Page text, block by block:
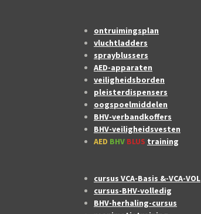
ontruimingsplan
vluchtladders
sprayblussers
AED-apparaten
veiligheidsborden
pleisterdispensers
oogspoelmiddelen
BHV-verbandkoffers
BHV-veiligheidsvesten
AED BHV BLUS training
cursus VCA-Basis &-VCA-VOL
cursus-BHV-volledig
BHV-herhaling-cursus